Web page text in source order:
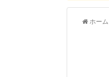
ホーム